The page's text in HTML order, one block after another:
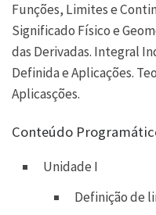
Funções, Limites e
Significado Físico e
das Derivadas. Integral
Definida e Aplicações.
Aplicasções.
Conteúdo
Unidade I
Definição de